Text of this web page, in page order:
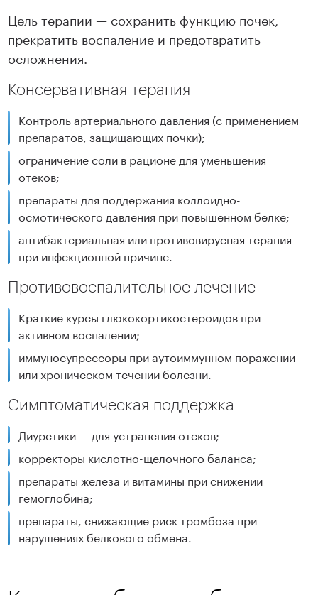
Цель терапии — сохранить функцию почек,
прекратить воспаление и предотвратить
осложнения.
Консервативная терапия
Контроль артериального давления (с применением
препаратов, защищающих почки);
ограничение соли в рационе для уменьшения
отеков;
препараты для поддержания коллоидно-
осмотического давления при повышенном белке;
антибактериальная или противовирусная терапия
при инфекционной причине.
Противовоспалительное лечение
Краткие курсы глюкокортикостероидов при
активном воспалении;
иммуносупрессоры при аутоиммунном поражении
или хроническом течении болезни.
Симптоматическая поддержка
Диуретики — для устранения отеков;
корректоры кислотно-щелочного баланса;
препараты железа и витамины при снижении
гемоглобина;
препараты, снижающие риск тромбоза при
нарушениях белкового обмена.